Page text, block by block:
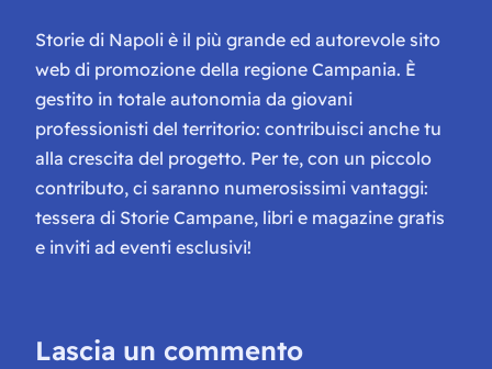
Storie di Napoli è il più grande ed autorevole sito
web di promozione della regione Campania. È
gestito in totale autonomia da giovani
professionisti del territorio: contribuisci anche tu
alla crescita del progetto. Per te, con un piccolo
contributo, ci saranno numerosissimi vantaggi:
tessera di Storie Campane, libri e magazine gratis
e inviti ad eventi esclusivi!
Lascia un commento